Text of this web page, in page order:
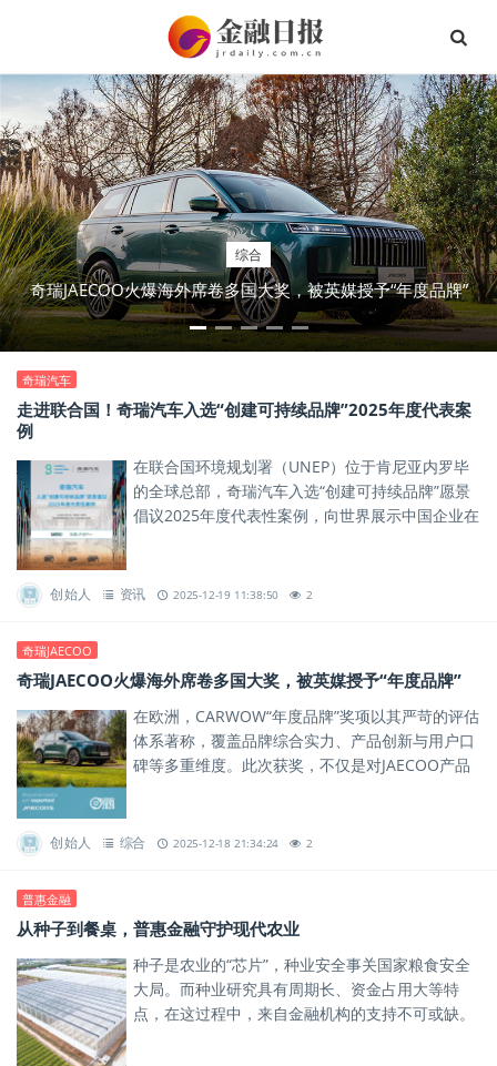
综合
奇瑞JAECOO火爆海外席卷多国大奖，被英媒授予“年度品牌”
奇瑞汽车
走进联合国！奇瑞汽车入选“创建可持续品牌”2025年度代表案
例
在联合国环境规划署（UNEP）位于肯尼亚内罗毕
的全球总部，奇瑞汽车入选“创建可持续品牌”愿景
倡议2025年度代表性案例，向世界展示中国企业在
创始人 资讯 2025-12-19 11:38:50 2
奇瑞JAECOO
奇瑞JAECOO火爆海外席卷多国大奖，被英媒授予“年度品牌”
在欧洲，CARWOW“年度品牌”奖项以其严苛的评估
体系著称，覆盖品牌综合实力、产品创新与用户口
碑等多重维度。此次获奖，不仅是对JAECOO产品
创始人 综合 2025-12-18 21:34:24 2
普惠金融
从种子到餐桌，普惠金融守护现代农业
种子是农业的“芯片”，种业安全事关国家粮食安全
大局。而种业研究具有周期长、资金占用大等特
点，在这过程中，来自金融机构的支持不可或缺。